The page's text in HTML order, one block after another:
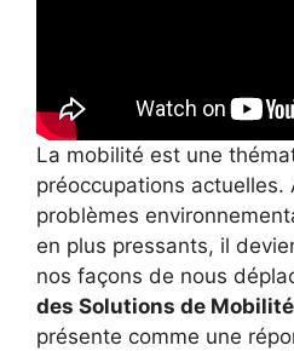
La mobilité est une
préoccupations actuelles.
problèmes
en plus pressants, il
nos façons de nous
des Solutions de
présente comme une